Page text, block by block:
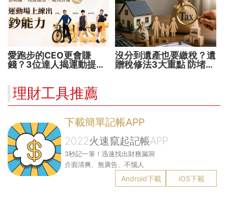
愛跑步的CEO更會賺
錢？3位達人揭運動提升
沒分到遺產也要繳稅？遺
贈稅修法3大重點 防堵惡
理財工具推薦
下載簡單記帳APP
2022火速竄起記帳APP
3秒記一筆！迅速找出財務漏洞
介面清爽、無廣告、不惱人
Android下載 iOS下載